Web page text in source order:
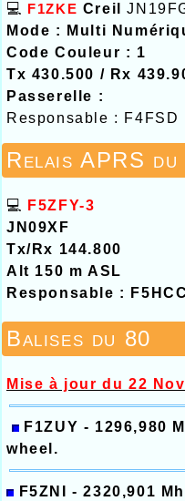
💻 F1ZKE Creil
Mode : Multi
Code Couleur : 1
Tx 430.500 / Rx
Passerelle :
Responsable : F4FSD
Relais APRS du
💻 F5ZFY-3
JN09XF
Tx/Rx 144.800
Alt 150 m ASL
Responsable : F5HCC
Balises du 80
Mise à jour du 22
F1ZUY - 1296,980
wheel.
F5ZNI - 2320,901